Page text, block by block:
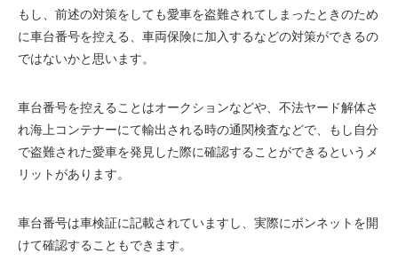
もし、前述の対策をしても愛車を盗難されてしまったときのため
に車台番号を控える、車両保険に加入するなどの対策ができるの
ではないかと思います。
車台番号を控えることはオークションなどや、不法ヤード解体さ
れ海上コンテナーにて輸出される時の通関検査などで、もし自分
で盗難された愛車を発見した際に確認することができるというメ
リットがあります。
車台番号は車検証に記載されていますし、実際にボンネットを開
けて確認することもできます。